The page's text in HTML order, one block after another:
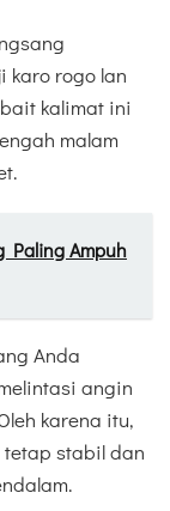
karo rogo lan
kalimat ini
malam
Paling Ampuh
Anda
angin
karena itu,
tetap stabil dan